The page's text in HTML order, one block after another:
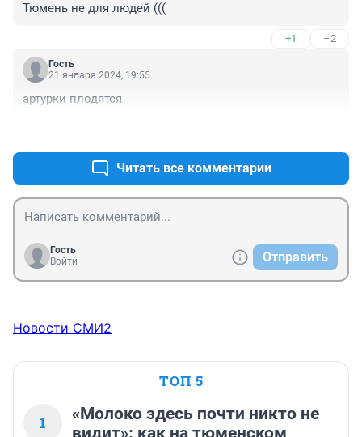
Тюмень не для людей (((
+1 –2
Гость
21 января 2024, 19:55
артурки плодятся
Читать все комментарии
Гость
Войти
Отправить
Новости СМИ2
ТОП 5
1
«Молоко здесь почти никто не